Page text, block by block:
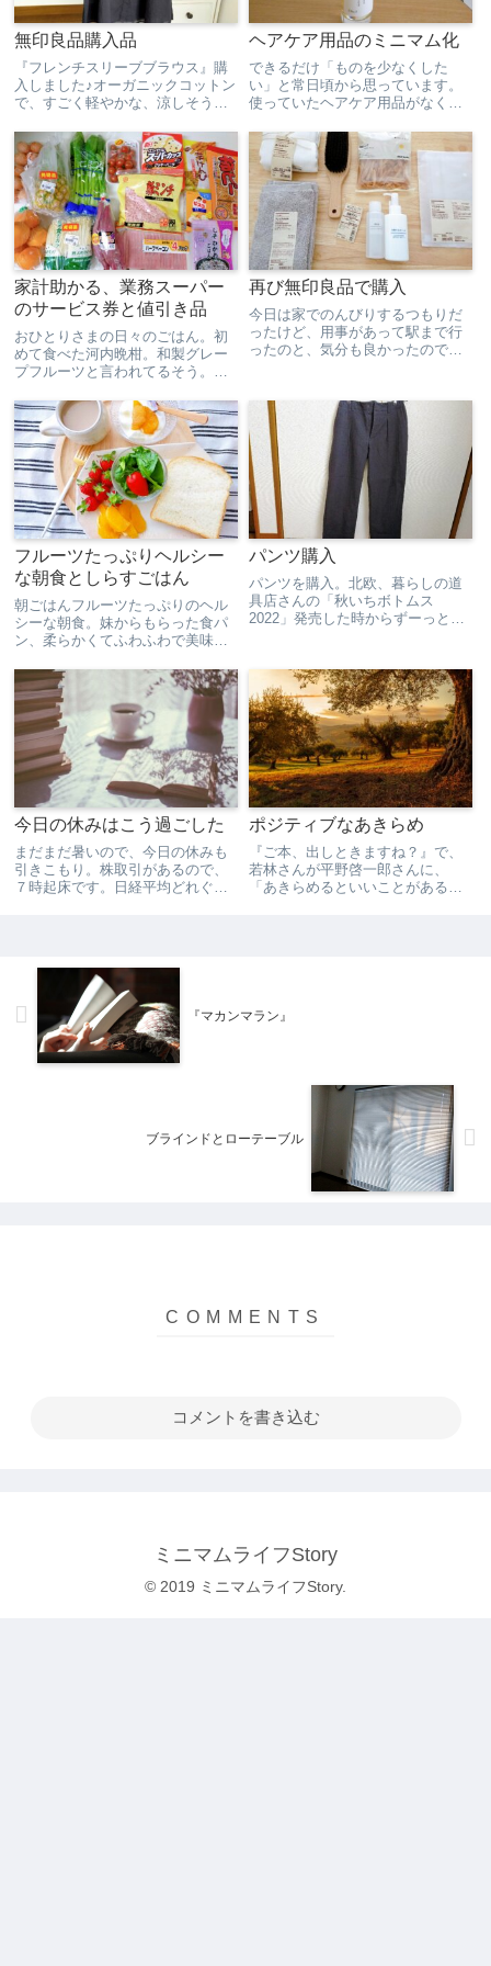
無印良品購入品
『フレンチスリーブブラウス』購
入しました♪オーガニックコットン
で、すごく軽やかな、涼しそうな
㎝ですが、長さは腰のあたりで、
裾をだしてもINしてもいい長さで
した。ふわっと着れて、体の線が
出ないのもすごくいい！...
ヘアケア用品のミニマム化
できるだけ「ものを少なくした
い」と常日頃から思っています。
使っていたヘアケア用品がなくな
グだ」と思い、アイテムを見直す
ことにしました。使っていたのは
「ミルボンのトリートメントミル
ク」と「＆beのワックス」ミル
ボ...
家計助かる、業務スーパー
のサービス券と値引き品
おひとりさまの日々のごはん。初
めて食べた河内晩柑。和製グレー
プフルーツと言われてるそう。業
再び無印良品で購入
今日は家でのんびりするつもりだ
ったけど、用事があって駅まで行
ったのと、気分も良かったので出
て、普段通らない道を通って駅ま
で行ってみたりして。家にいたら
悶々と考えて気分が晴れなかった
か...
フルーツたっぷりヘルシー
な朝食としらすごはん
朝ごはんフルーツたっぷりのヘル
シーな朝食。妹からもらった食パ
ン、柔らかくてふわふわで美味し
ん。ホッとするごはん。しらすは
あと１回分あるので、明日も食べ
よう。
パンツ購入
パンツを購入。北欧、暮らしの道
具店さんの「秋いちボトムス
2022」発売した時からずーっと気
しては、「やっぱりやめておこ
う」を繰り返す日々…。通販で服
を買って何度も失敗した経験か
ら、...
今日の休みはこう過ごした
まだまだ暑いので、今日の休みも
引きこもり。株取引があるので、
７時起床です。日経平均どれぐら
からスタート。正直めんどくさい
ポジティブなあきらめ
『ご本、出しときますね？』で、
若林さんが平野啓一郎さんに、
「あきらめるといいことがある」
『マカンマラン』
ブラインドとローテーブル
コメントを書き込む
ミニマムライフStory
© 2019 ミニマムライフStory.